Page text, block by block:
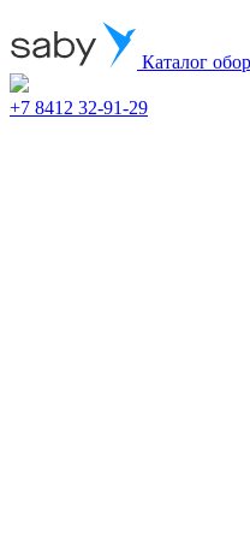
Каталог
+7 8412 32-91-29